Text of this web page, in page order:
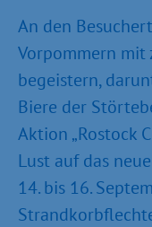
An den
Vorpommern mit
begeistern,
Biere der
Aktion „Rostock
Lust auf das
14. bis 16.